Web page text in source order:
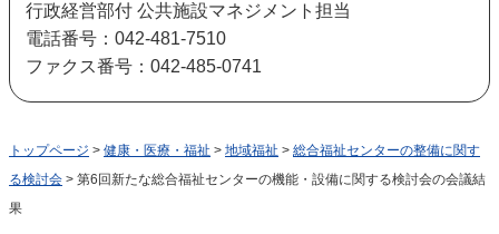
行政経営部付 公共施設マネジメント担当
電話番号：042-481-7510
ファクス番号：042-485-0741
トップページ > 健康・医療・福祉 > 地域福祉 > 総合福祉センターの整備に関す
る検討会 > 第6回新たな総合福祉センターの機能・設備に関する検討会の会議結
果